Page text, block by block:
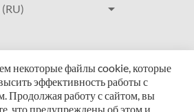
(RU) arrow_drop_down
некоторые файлы cookie, которые
эффективность работы с
Продолжая работу с сайтом, вы
что предупреждены об этом и